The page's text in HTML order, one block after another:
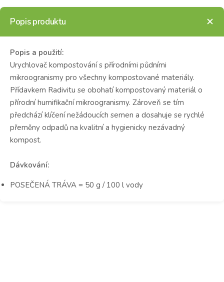
Popis produktu
Popis a použití:
Urychlovač kompostování s přírodními půdními
mikroogranismy pro všechny kompostované materiály.
Přídavkem Radivitu se obohatí kompostovaný materiál o
přírodní humifikační mikroogranismy. Zároveň se tím
předchází klíčení nežádoucích semen a dosahuje se rychlé
přeměny odpadů na kvalitní a hygienicky nezávadný
kompost.
Dávkování:
POSEČENÁ TRÁVA = 50 g / 100 l vody